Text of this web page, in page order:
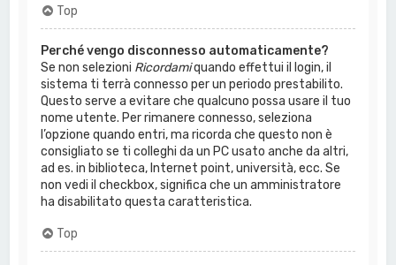
Top
Perché vengo disconnesso automaticamente?
Se non selezioni Ricordamiquando effettui il login, il
sistema ti terrà connesso per un periodo prestabilito.
Questo serve a evitare che qualcuno possa usare il tuo
nome utente. Per rimanere connesso, seleziona
l’opzione quando entri, ma ricorda che questo non è
consigliato se ti colleghi da un PC usato anche da altri,
ad es. in biblioteca, Internet point, università, ecc. Se
non vedi il checkbox, significa che un amministratore
ha disabilitato questa caratteristica.
Top